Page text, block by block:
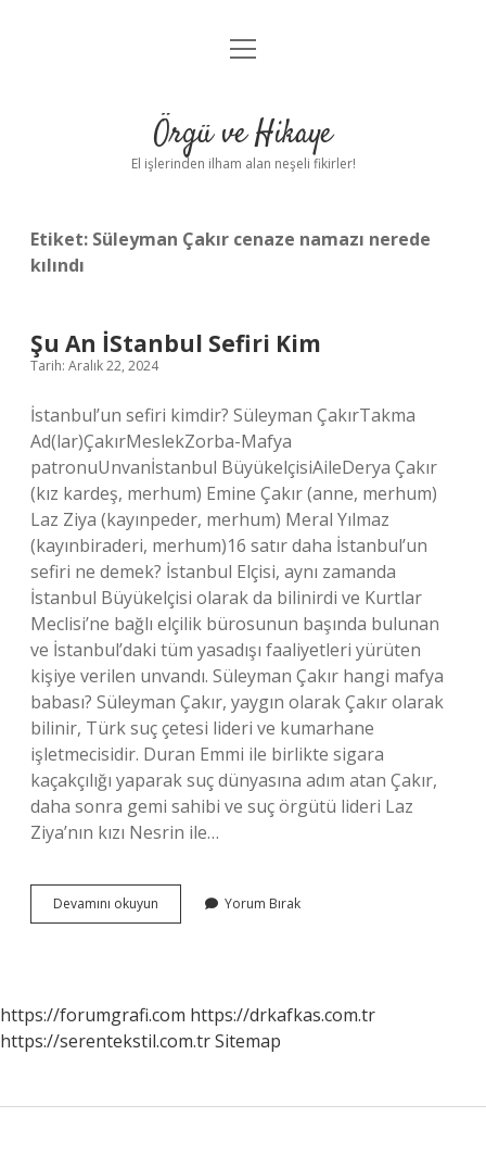
Anasayfa
Yasal Uyarı
menüyü
Örgü ve Hikaye
El işlerinden ilham alan neşeli fikirler!
Etiket: Süleyman Çakır cenaze namazı nerede
kılındı
Şu An İStanbul Sefiri Kim
Tarih: Aralık 22, 2024
İstanbul’un sefiri kimdir? Süleyman ÇakırTakma
Ad(lar)ÇakırMeslekZorba-Mafya
patronuUnvanİstanbul BüyükelçisiAileDerya Çakır
(kız kardeş, merhum) Emine Çakır (anne, merhum)
Laz Ziya (kayınpeder, merhum) Meral Yılmaz
(kayınbiraderi, merhum)16 satır daha İstanbul’un
sefiri ne demek? İstanbul Elçisi, aynı zamanda
İstanbul Büyükelçisi olarak da bilinirdi ve Kurtlar
Meclisi’ne bağlı elçilik bürosunun başında bulunan
ve İstanbul’daki tüm yasadışı faaliyetleri yürüten
kişiye verilen unvandı. Süleyman Çakır hangi mafya
babası? Süleyman Çakır, yaygın olarak Çakır olarak
bilinir, Türk suç çetesi lideri ve kumarhane
işletmecisidir. Duran Emmi ile birlikte sigara
kaçakçılığı yaparak suç dünyasına adım atan Çakır,
daha sonra gemi sahibi ve suç örgütü lideri Laz
Ziya’nın kızı Nesrin ile…
Devamını okuyun
An
Yorum Bırak
https://forumgrafi.com https://drkafkas.com.tr
https://serentekstil.com.trSitemap